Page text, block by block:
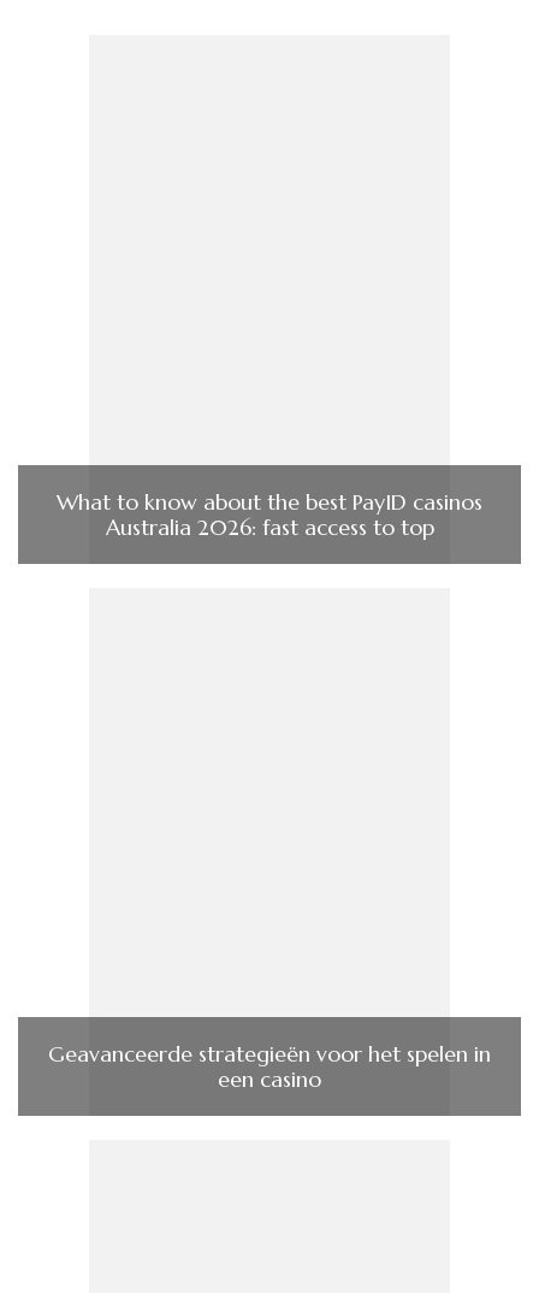
What to know about the best PayID casinos
Australia 2026: fast access to top
Geavanceerde strategieën voor het spelen in
een casino